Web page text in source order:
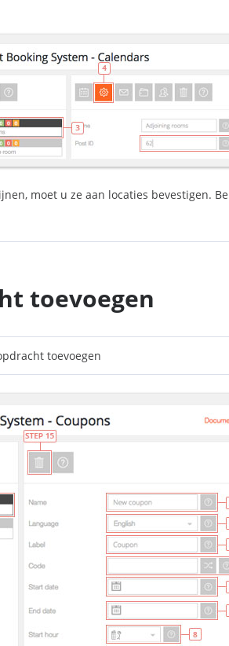
moet u ze aan locaties bevestigen.
toevoegen
toevoegen